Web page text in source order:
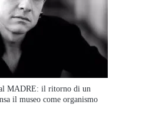
MADRE: il ritorno di un
il museo come organismo